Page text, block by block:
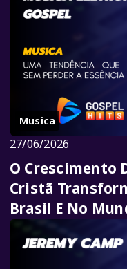
Musica
27/06/2026
O Crescimento
Cristã
Brasil E No